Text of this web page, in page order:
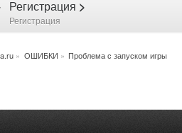
Регистрация >
Регистрация
» ОШИБКИ » Проблема с запуском игры